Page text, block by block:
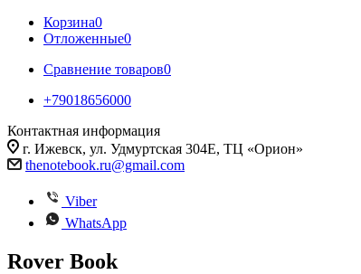
Корзина0
Отложенные0
Сравнение товаров0
+79018656000
Контактная информация
г. Ижевск, ул. Удмуртская 304Е, ТЦ «Орион»
thenotebook.ru@gmail.com
Viber
WhatsApp
Rover Book